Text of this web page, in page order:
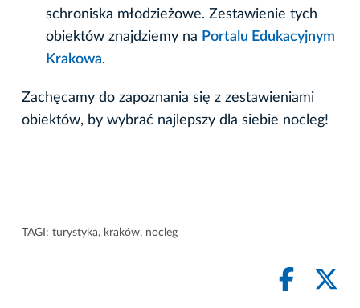
schroniska młodzieżowe. Zestawienie tych
obiektów znajdziemy na Portalu Edukacyjnym
Krakowa.
Zachęcamy do zapoznania się z zestawieniami
obiektów, by wybrać najlepszy dla siebie nocleg!
TAGI: turystyka, kraków, nocleg